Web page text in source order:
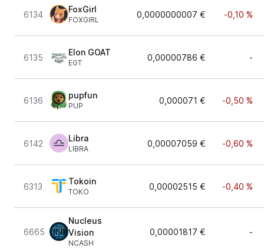
6134
FoxGirl
FOXGIRL
0,0000000007 € -0,10 %
6135
Elon GOAT
EGT
0,00000786 € -
6136
pupfun
PUP
0,000071 € -0,50 %
6142
Libra
LIBRA
0,00007059 € -0,60 %
6313
Tokoin
TOKO
0,00002515 € -0,40 %
6665
Nucleus
Vision
NCASH
0,00001817 € -